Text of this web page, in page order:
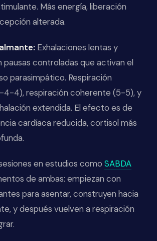
Más energía, liberación
alterada.
Exhalaciones lentas y
pausas controladas que activan el
parasimpático. Respiración
4), respiración coherente (5-5), y
extendida. El efecto es de
cardíaca reducida, cortisol más
en estudios como SABDA
de ambas: empiezan con
para asentar, construyen hacia
y después vuelven a respiración